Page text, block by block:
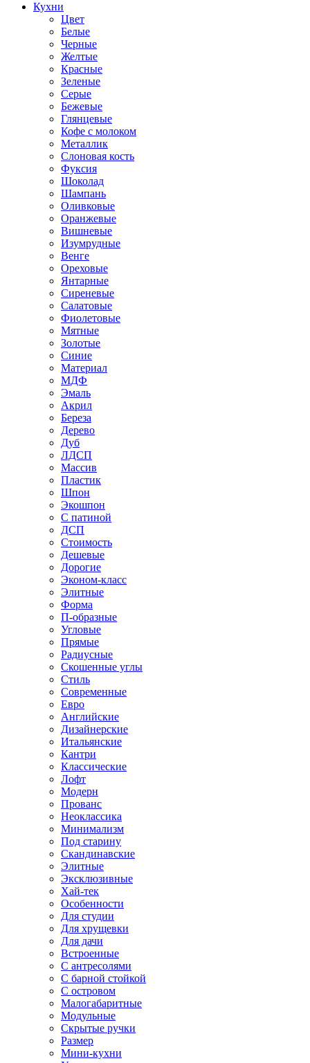
Кухни
Цвет
Белые
Черные
Желтые
Красные
Зеленые
Серые
Бежевые
Глянцевые
Кофе с молоком
Металлик
Слоновая кость
Фуксия
Шоколад
Шампань
Оливковые
Оранжевые
Вишневые
Изумрудные
Венге
Ореховые
Янтарные
Сиреневые
Салатовые
Фиолетовые
Мятные
Золотые
Синие
Материал
МДФ
Эмаль
Акрил
Береза
Дерево
Дуб
ЛДСП
Массив
Пластик
Шпон
Экошпон
С патиной
ДСП
Стоимость
Дешевые
Дорогие
Эконом-класс
Элитные
Форма
П-образные
Угловые
Прямые
Радиусные
Скошенные углы
Стиль
Современные
Евро
Английские
Дизайнерские
Итальянские
Кантри
Классические
Лофт
Модерн
Прованс
Неоклассика
Минимализм
Под старину
Скандинавские
Элитные
Эксклюзивные
Хай-тек
Особенности
Для студии
Для хрущевки
Для дачи
Встроенные
С антресолями
С барной стойкой
С островом
Малогабаритные
Модульные
Скрытые ручки
Размер
Мини-кухни